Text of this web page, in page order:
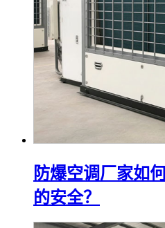
防爆空调厂家如
的安全？